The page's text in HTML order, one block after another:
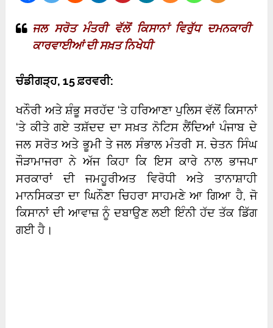
ਜਲ ਸਰੋਤ ਮੰਤਰੀ ਵੱਲੋਂ ਕਿਸਾਨਾਂ ਵਿਰੁੱਧ ਦਮਨਕਾਰੀ
ਕਾਰਵਾਈਆਂ ਦੀ ਸਖ਼ਤ ਨਿਖੇਧੀ
ਚੰਡੀਗੜ੍ਹ, 15 ਫ਼ਰਵਰੀ:
ਖਨੌਰੀ ਅਤੇ ਸ਼ੰਭੂ ਸਰਹੱਦ ‘ਤੇ ਹਰਿਆਣਾ ਪੁਲਿਸ ਵੱਲੋਂ ਕਿਸਾਨਾਂ
‘ਤੇ ਕੀਤੇ ਗਏ ਤਸ਼ੱਦਦ ਦਾ ਸਖ਼ਤ ਨੋਟਿਸ ਲੈਂਦਿਆਂ ਪੰਜਾਬ ਦੇ
ਜਲ ਸਰੋਤ ਅਤੇ ਭੂਮੀ ਤੇ ਜਲ ਸੰਭਾਲ ਮੰਤਰੀ ਸ. ਚੇਤਨ ਸਿੰਘ
ਜੌੜਾਮਾਜਰਾ ਨੇ ਅੱਜ ਕਿਹਾ ਕਿ ਇਸ ਕਾਰੇ ਨਾਲ ਭਾਜਪਾ
ਸਰਕਾਰਾਂ ਦੀ ਜਮਹੂਰੀਅਤ ਵਿਰੋਧੀ ਅਤੇ ਤਾਨਾਸ਼ਾਹੀ
ਮਾਨਸਿਕਤਾ ਦਾ ਘਿਨੌਣਾ ਚਿਹਰਾ ਸਾਹਮਣੇ ਆ ਗਿਆ ਹੈ, ਜੋ
ਕਿਸਾਨਾਂ ਦੀ ਆਵਾਜ਼ ਨੂੰ ਦਬਾਉਣ ਲਈ ਇੰਨੀ ਹੱਦ ਤੱਕ ਡਿੱਗ
ਗਈ ਹੈ।